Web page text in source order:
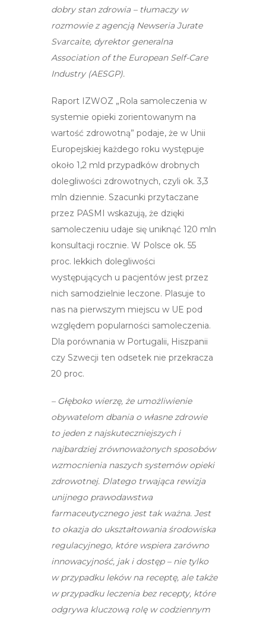
dobry stan zdrowia – tłumaczy w
rozmowie z agencją Newseria Jurate
Svarcaite, dyrektor generalna
Association of the European Self-Care
Industry (AESGP).
Raport IZWOZ „Rola samoleczenia w
systemie opieki zorientowanym na
wartość zdrowotną” podaje, że w Unii
Europejskiej każdego roku występuje
około 1,2 mld przypadków drobnych
dolegliwości zdrowotnych, czyli ok. 3,3
mln dziennie. Szacunki przytaczane
przez PASMI wskazują, że dzięki
samoleczeniu udaje się uniknąć 120 mln
konsultacji rocznie. W Polsce ok. 55
proc. lekkich dolegliwości
występujących u pacjentów jest przez
nich samodzielnie leczone. Plasuje to
nas na pierwszym miejscu w UE pod
względem popularności samoleczenia.
Dla porównania w Portugalii, Hiszpanii
czy Szwecji ten odsetek nie przekracza
20 proc.
– Głęboko wierzę, że umożliwienie
obywatelom dbania o własne zdrowie
to jeden z najskuteczniejszych i
najbardziej zrównoważonych sposobów
wzmocnienia naszych systemów opieki
zdrowotnej. Dlatego trwająca rewizja
unijnego prawodawstwa
farmaceutycznego jest tak ważna. Jest
to okazja do ukształtowania środowiska
regulacyjnego, które wspiera zarówno
innowacyjność, jak i dostęp – nie tylko
w przypadku leków na receptę, ale także
w przypadku leczenia bez recepty, które
odgrywa kluczową rolę w codziennym